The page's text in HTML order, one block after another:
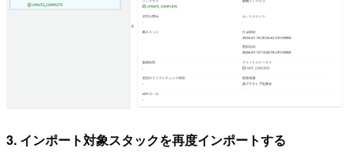
3. インポート対象スタックを再度インポートする